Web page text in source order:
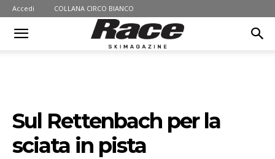
Accedi COLLANA CIRCO BIANCO
Sul Rettenbach per la
sciata in pista